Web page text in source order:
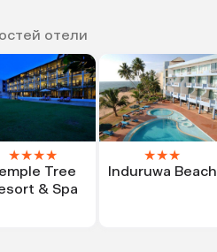
отели
★★★★
Tree
& Spa
★★★
Induruwa Beach